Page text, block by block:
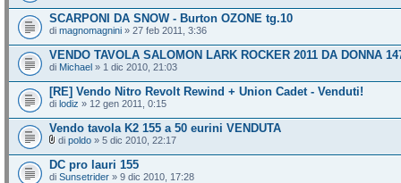
SCARPONI DA SNOW - Burton OZONE tg.10
di magnomagnini » 27 feb 2011, 3:36
VENDO TAVOLA SALOMON LARK ROCKER 2011 DA DONNA
di Michael » 1 dic 2010, 21:03
[RE] Vendo Nitro Revolt Rewind + Union Cadet - Venduti!
di lodiz » 12 gen 2011, 0:15
Vendo tavola K2 155 a 50 eurini VENDUTA
di poldo » 5 dic 2010, 22:17
DC pro lauri 155
di Sunsetrider » 9 dic 2010, 17:28